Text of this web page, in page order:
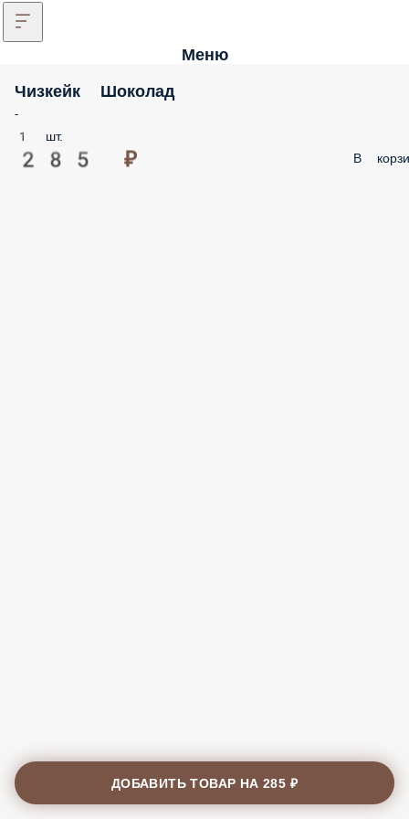
Меню
Чизкейк Шоколад
-
1 шт.
285 ₽ В
ДОБАВИТЬ ТОВАР НА285 ₽